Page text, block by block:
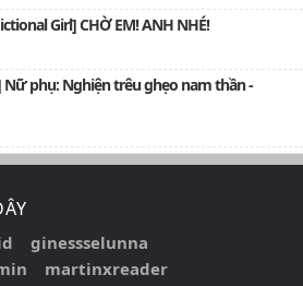
Girl] CHỜ EM! ANH NHÉ!
Nữ phụ: Nghiện trêu ghẹo nam thần -
ginessselunna
martinxreader